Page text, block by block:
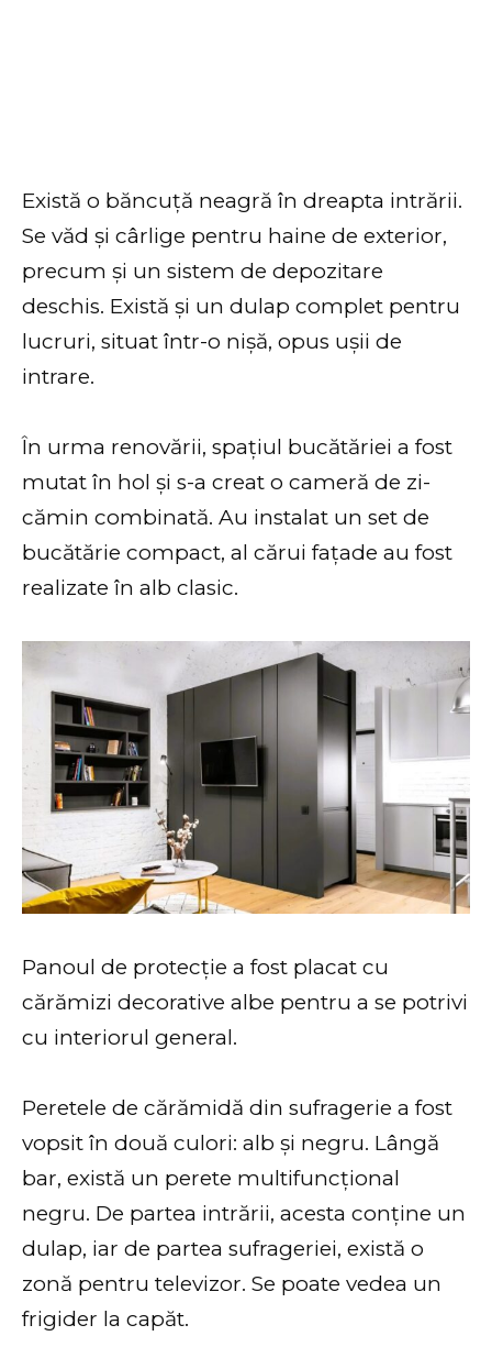
Există o băncuță neagră în dreapta intrării.
Se văd și cârlige pentru haine de exterior,
precum și un sistem de depozitare
deschis. Există și un dulap complet pentru
lucruri, situat într-o nișă, opus ușii de
intrare.
În urma renovării, spațiul bucătăriei a fost
mutat în hol și s-a creat o cameră de zi-
cămin combinată. Au instalat un set de
bucătărie compact, al cărui fațade au fost
realizate în alb clasic.
Panoul de protecție a fost placat cu
cărămizi decorative albe pentru a se potrivi
cu interiorul general.
Peretele de cărămidă din sufragerie a fost
vopsit în două culori: alb și negru. Lângă
bar, există un perete multifuncțional
negru. De partea intrării, acesta conține un
dulap, iar de partea sufrageriei, există o
zonă pentru televizor. Se poate vedea un
frigider la capăt.